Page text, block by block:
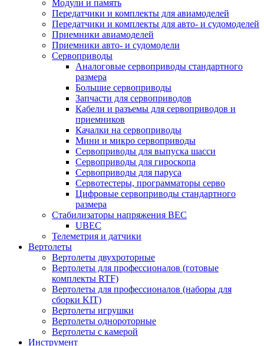
Модули и память
Передатчики и комплекты для авиамоделей
Передатчики и комплекты для авто- и судомоделей
Приемники авиамоделей
Приемники авто- и судомодели
Сервоприводы
Аналоговые сервоприводы стандартного
размера
Большие сервоприводы
Запчасти для сервоприводов
Кабели и разъемы для сервоприводов и
приемников
Качалки на сервоприводы
Мини и микро сервоприводы
Сервоприводы для выпуска шасси
Сервоприводы для гироскопа
Сервоприводы для паруса
Сервотестеры, программаторы серво
Цифровые сервоприводы стандартного
размера
Стабилизаторы напряжения BEC
UBEC
Телеметрия и датчики
Вертолеты
Вертолеты двухроторные
Вертолеты для профессионалов (готовые
комплекты RTF)
Вертолеты для профессионалов (наборы для
сборки KIT)
Вертолеты игрушки
Вертолеты однороторные
Вертолеты с камерой
Инструмент